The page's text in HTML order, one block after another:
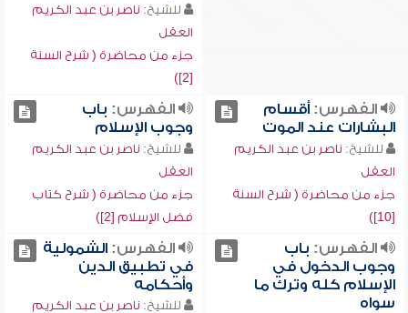
للشيخ: ناصر بن عبد الكريم
العقل
جزء من محاضرة ( شرح السنة
[2])
الفهرس:أقسام
البشارات عند الموت
للشيخ: ناصر بن عبد الكريم
العقل
جزء من محاضرة ( شرح السنة
[10])
الفهرس: باب
وجوب الإسلام
للشيخ: ناصر بن عبد الكريم
العقل
جزء من محاضرة ( شرح كتاب
فضل الإسلام [2])
الفهرس: باب
وجوب الدخول في
الإسلام كله وترك ما
سواه
الفهرس:الشمولية
في تطبيق الدين
وأحكامه
للشيخ: ناصر بن عبد الكريم